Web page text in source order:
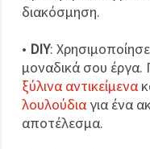
διακόσμηση.
• DIY:
μοναδικά σου
ξύλινα αντικείμενα
λουλούδιαγια ένα
αποτέλεσμα.